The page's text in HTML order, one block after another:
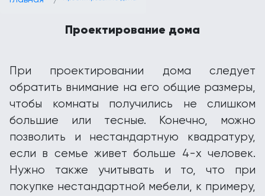
Проектирование дома
При проектировании дома следует
обратить внимание на его общие размеры,
чтобы комнаты получились не слишком
большие или тесные. Конечно, можно
позволить и нестандартную квадратуру,
если в семье живет больше 4-х человек.
Нужно также учитывать и то, что при
покупке нестандартной мебели, к примеру,